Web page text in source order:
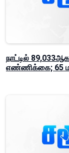
நாட்டில்
எண்ணிக்கை; 65